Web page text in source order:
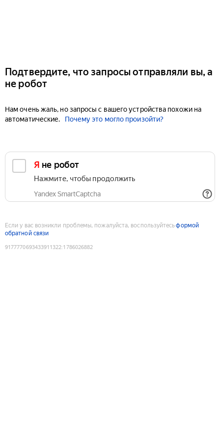
Подтвердите, что запросы отправляли вы, а
не робот
Нам очень жаль, но запросы с вашего устройства похожи на
автоматические.
Почему это могло произойти?
Я не робот
Нажмите, чтобы продолжить
Yandex SmartCaptcha
Если у вас возникли проблемы, пожалуйста, воспользуйтесьформой
обратной связи
9177770693433911322:1786026882